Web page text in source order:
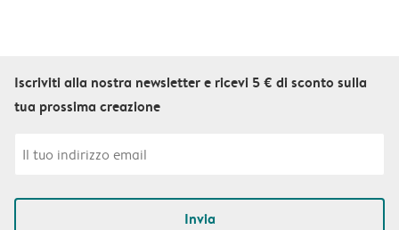
Iscriviti alla nostra newsletter e ricevi 5 € di sconto sulla
tua prossima creazione
Invia